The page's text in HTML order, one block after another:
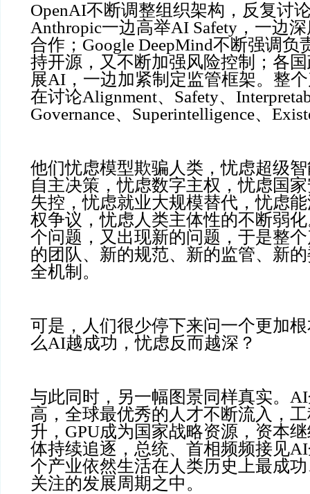
OpenAI不断调整组织架构，反复讨
Anthropic一边高举AI Safety，一边
合作；Google DeepMind不断强调负
持开源，又不断加强风险控制；各
展AI，一边加紧制定监管框架。整
在讨论Alignment、Safety、
Governance、Superintelligence、
他们忧虑模型欺骗人类，忧虑超级
自主决策，忧虑数字主权，忧虑国
失控，忧虑就业大规模替代，忧虑
权争议，忧虑人类主体性的不断弱
个问题，又出现新的问题，于是整
的团队、新的规范、新的监管、新
全机制。
可是，人们很少停下来问一个更加
么AI越成功，忧虑反而越深？
与此同时，另一幅图景同样真实。
高，全球最优秀的人才不断流入，
升，GPU成为国家战略资源，资本
体持续追逐，总统、首相频频接见
个产业依然生活在人类历史上最成
关注的发展周期之中。